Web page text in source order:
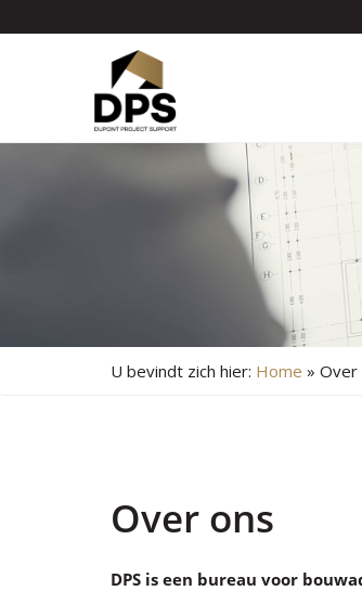
U bevindt zich hier: Home » Over
Over ons
DPS is een bureau voor